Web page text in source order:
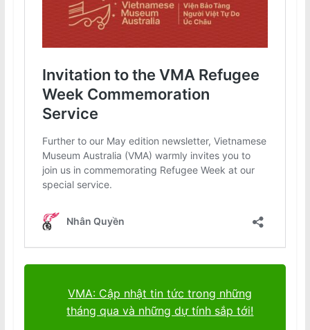
VMA: Cập nhật tin tức trong những
tháng qua và những dự tính sắp tới!